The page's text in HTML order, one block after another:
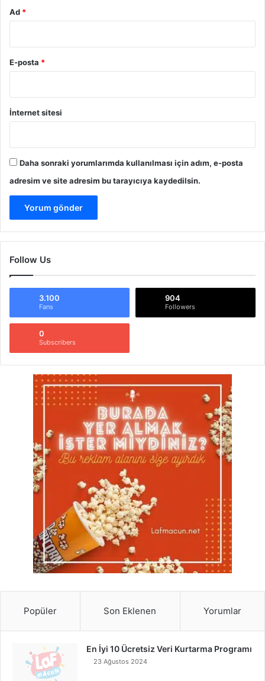
Ad *
E-posta *
İnternet sitesi
Daha sonraki yorumlarımda kullanılması için adım, e-posta
adresim ve site adresim bu tarayıcıya kaydedilsin.
Follow Us
3.100
Fans
904
Followers
0
Subscribers
Popüler Son Eklenen Yorumlar
En İyi 10 Ücretsiz Veri Kurtarma Programı
23 Ağustos 2024